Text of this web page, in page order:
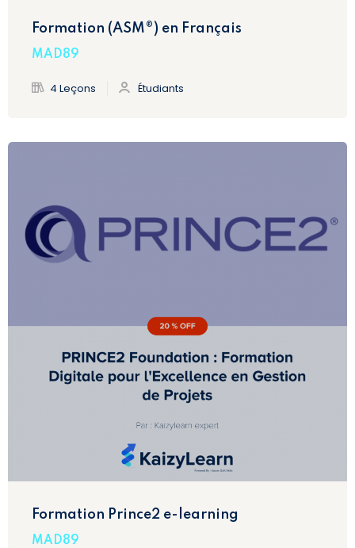
Formation (ASM®) en Français
MAD89
4 Leçons Étudiants
Formation Prince2 e-learning
MAD89